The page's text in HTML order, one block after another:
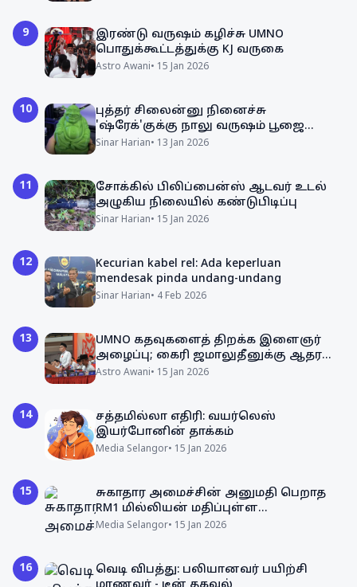
9
இரண்டு வருஷம் கழிச்சு UMNO
பொதுக்கூட்டத்துக்கு KJ வருகை
Astro Awani• 15 Jan 2026
10
புத்தர் சிலைன்னு நினைச்சு
'ஷ்ரேக்'குக்கு நாலு வருஷம் பூஜை
செஞ்ச பெண்!
Sinar Harian• 13 Jan 2026
11
சோக்கில் பிலிப்பைன்ஸ் ஆடவர் உடல்
அழுகிய நிலையில் கண்டுபிடிப்பு
Sinar Harian• 15 Jan 2026
12
Kecurian kabel rel: Ada keperluan
mendesak pinda undang-undang
Sinar Harian• 4 Feb 2026
13
UMNO கதவுகளைத் திறக்க இளைஞர்
அழைப்பு; கைரி ஜமாலுதீனுக்கு ஆதரவு
சமிக்ஞை
Astro Awani• 15 Jan 2026
14
சத்தமில்லா எதிரி: வயர்லெஸ்
இயர்போனின் தாக்கம்
Media Selangor• 15 Jan 2026
15
சுகாதார அமைச்சின் அனுமதி பெறாத
RM1 மில்லியன் மதிப்புள்ள
அழகுசாதனப் பொருட்கள் பறிமுதல்
Media Selangor• 15 Jan 2026
16
வெடி விபத்து: பலியானவர் பயிற்சி